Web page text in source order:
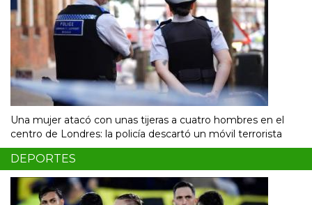
Una mujer atacó con unas tijeras a cuatro hombres en el
centro de Londres: la policía descartó un móvil terrorista
DEPORTES